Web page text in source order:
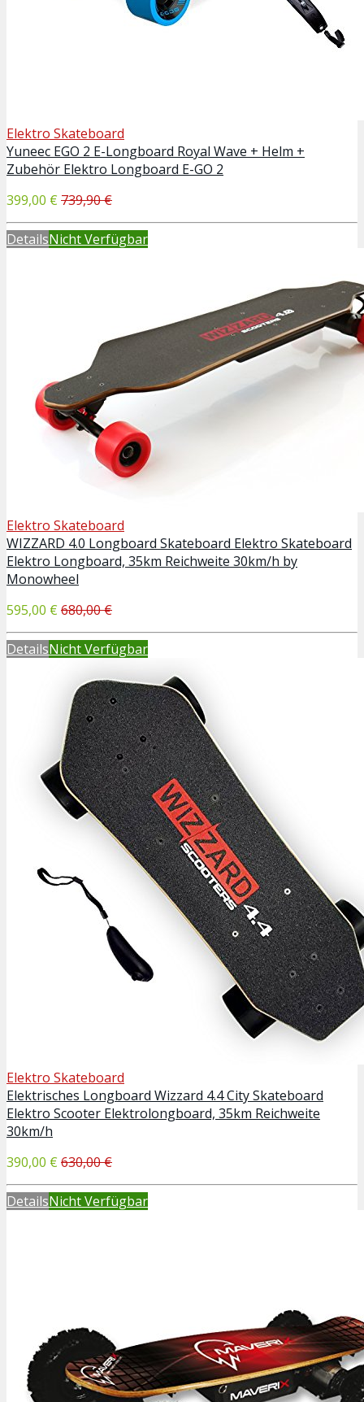
Elektro Skateboard
Yuneec EGO 2 E-Longboard Royal Wave + Helm +
Zubehör Elektro Longboard E-GO 2
399,00 € 739,90 €
DetailsNicht Verfügbar
Elektro Skateboard
WIZZARD 4.0 Longboard Skateboard Elektro Skateboard
Elektro Longboard, 35km Reichweite 30km/h by
Monowheel
595,00 € 680,00 €
DetailsNicht Verfügbar
Elektro Skateboard
Elektrisches Longboard Wizzard 4.4 City Skateboard
Elektro Scooter Elektrolongboard, 35km Reichweite
30km/h
390,00 € 630,00 €
DetailsNicht Verfügbar